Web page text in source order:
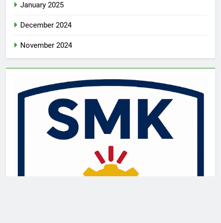
January 2025
December 2024
November 2024